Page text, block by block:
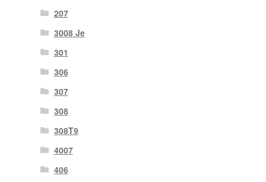
207
3008 Je
301
306
307
308
308T9
4007
406